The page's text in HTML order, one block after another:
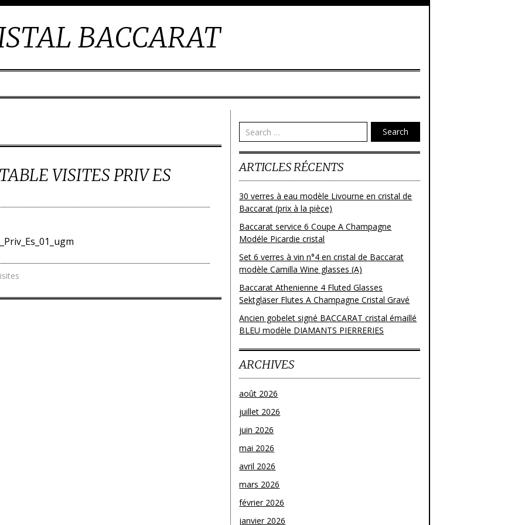
BACCARAT
VISITES PRIV ES
Search
ARTICLES RÉCENTS
30 verres à eau modèle Livourne en cristal de
Baccarat (prix à la pièce)
Baccarat service 6 Coupe A Champagne
Modéle Picardie cristal
Set 6 verres à vin n°4 en cristal de Baccarat
modèle Camilla Wine glasses (A)
Baccarat Athenienne 4 Fluted Glasses
Sektgläser Flutes A Champagne Cristal Gravé
Ancien gobelet signé BACCARAT cristal émaillé
BLEU modèle DIAMANTS PIERRERIES
ARCHIVES
août 2026
juillet 2026
juin 2026
mai 2026
avril 2026
mars 2026
février 2026
janvier 2026